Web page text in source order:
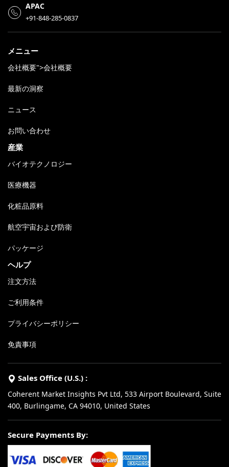
APAC
+91-848-285-0837
メニュー
会社概要">会社概要
最新の洞察
ニュース
お問い合わせ
産業
バイオテクノロジー
医療機器
化粧品原料
航空宇宙および防衛
パッケージ
ヘルプ
注文方法
ご利用条件
プライバシーポリシー
免責事項
Sales Office (U.S.) :
Coherent Market Insights Pvt Ltd, 533 Airport Boulevard, Suite
400, Burlingame, CA 94010, United States
Secure Payments By: